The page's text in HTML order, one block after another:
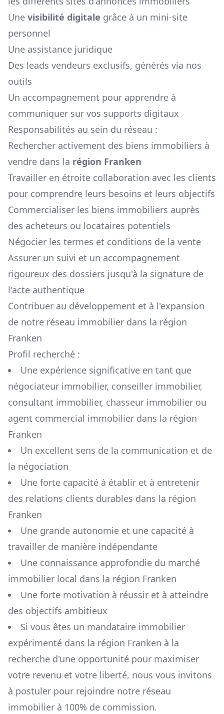
Une visibilité digitale grâce à un mini-site
personnel
Une assistance juridique
Des leads vendeurs exclusifs, générés via nos
outils
Un accompagnement pour apprendre à
communiquer sur vos supports digitaux
Responsabilités au sein du réseau :
Rechercher activement des biens immobiliers à
vendre dans la région Franken
Travailler en étroite collaboration avec les clients
pour comprendre leurs besoins et leurs objectifs
Commercialiser les biens immobiliers auprès
des acheteurs ou locataires potentiels
Négocier les termes et conditions de la vente
Assurer un suivi et un accompagnement
rigoureux des dossiers jusqu'à la signature de
l'acte authentique
Contribuer au développement et à l'expansion
de notre réseau immobilier dans la région
Franken
Profil recherché :
Une expérience significative en tant que
négociateur immobilier, conseiller immobilier,
consultant immobilier, chasseur immobilier ou
agent commercial immobilier dans la région
Franken
Un excellent sens de la communication et de
la négociation
Une forte capacité à établir et à entretenir
des relations clients durables dans la région
Franken
Une grande autonomie et une capacité à
travailler de manière indépendante
Une connaissance approfondie du marché
immobilier local dans la région Franken
Une forte motivation à réussir et à atteindre
des objectifs ambitieux
Si vous êtes un mandataire immobilier
expérimenté dans la région Franken à la
recherche d'une opportunité pour maximiser
votre revenu et votre liberté, nous vous invitons
à postuler pour rejoindre notre réseau
immobilier à 100% de commission.